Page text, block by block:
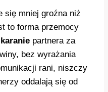
się mniej groźna niż
to forma przemocy
karanie partnera za
bez wyrażania
rani, niszczy
oddalają się od